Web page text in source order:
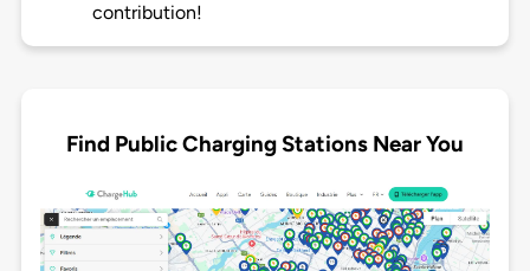
contribution!
Find Public Charging Stations Near You